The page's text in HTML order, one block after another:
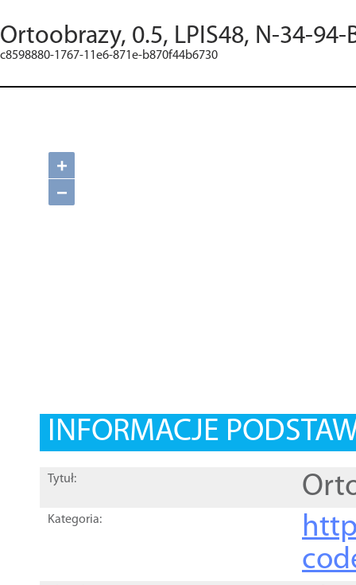
Ortoobrazy, 0.5, LPIS48, N-34-94-
c8598880-1767-11e6-871e-b870f44b6730
+
−
INFORMACJE
Tytuł:
Kategoria: